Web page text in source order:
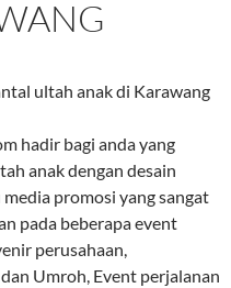
ultah anak di Karawang
hadir bagi anda yang
anak dengan desain
promosi yang sangat
pada beberapa event
perusahaan,
Umroh, Event perjalanan